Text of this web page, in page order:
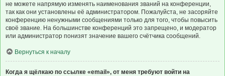
не можете напрямую изменять наименования званий на конференции,
так как они установлены её администратором. Пожалуйста, не засоряйте
конференцию ненужными сообщениями только для того, чтобы повысить
своё звание. На большинстве конференций это запрещено, и модератор
или администратор понизят значение вашего счётчика сообщений.
Вернуться к началу
Когда я щёлкаю по ссылке «email», от меня требуют войти на